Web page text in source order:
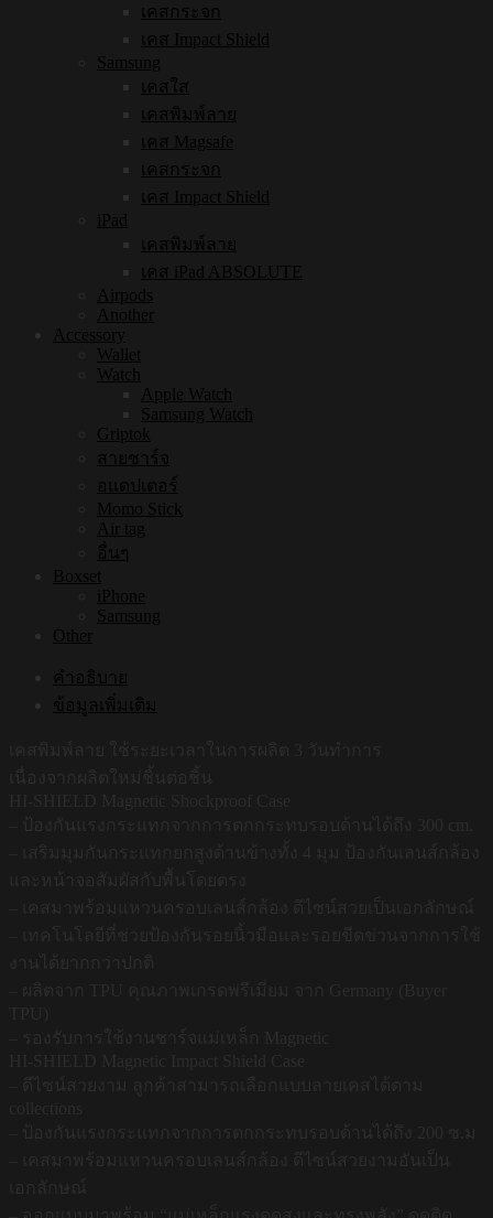
เคสกระจก
เคส Impact Shield
Samsung
เคสใส
เคสพิมพ์ลาย
เคส Magsafe
เคสกระจก
เคส Impact Shield
iPad
เคสพิมพ์ลาย
เคส iPad ABSOLUTE
Airpods
Another
Accessory
Wallet
Watch
Apple Watch
Samsung Watch
Griptok
สายชาร์จ
อแดปเตอร์
Momo Stick
Air tag
อื่นๆ
Boxset
iPhone
Samsung
Other
คำอธิบาย
ข้อมูลเพิ่มเติม